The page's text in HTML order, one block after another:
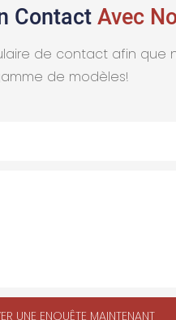
ContactAvec
de contact afin que
de modèles!
UNE ENQUÊTE MAINTENANT